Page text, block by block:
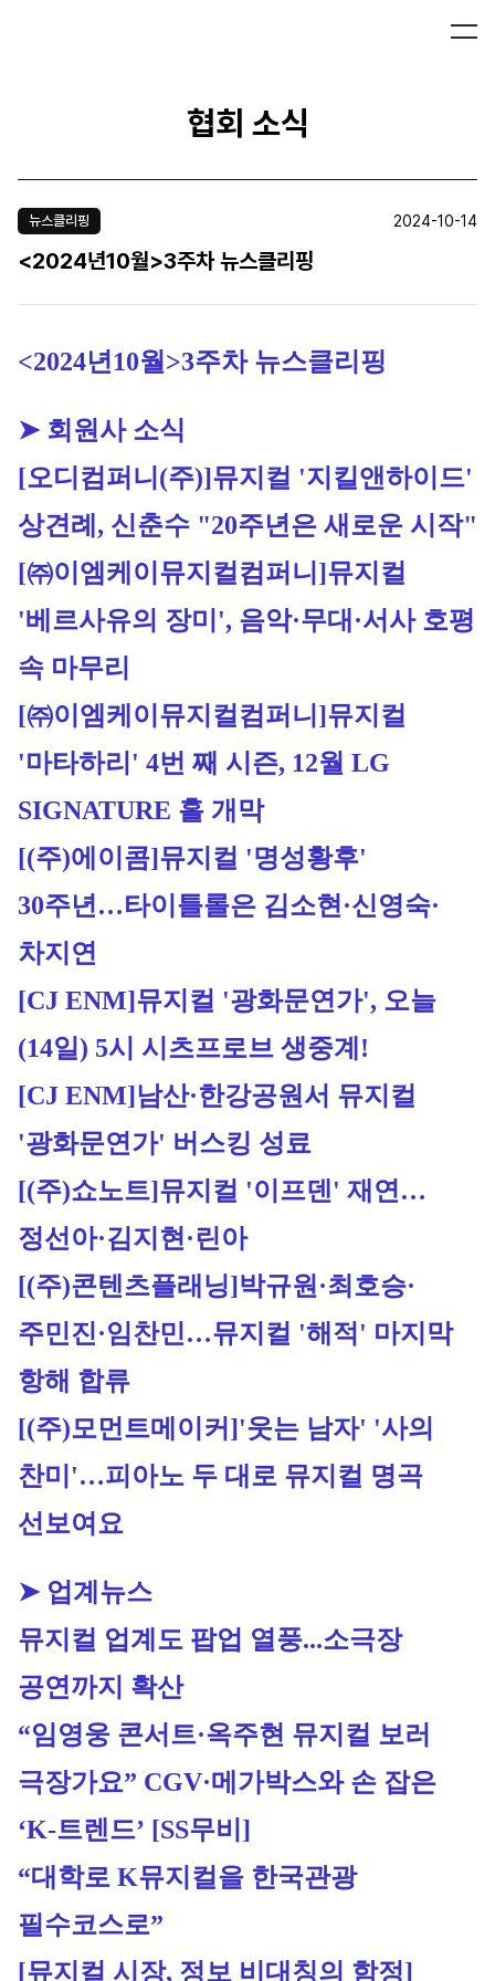
협회 소식
뉴스클리핑 2024-10-14
<2024년10월>3주차 뉴스클리핑
<2024년10월>3주차 뉴스클리핑
➤ 회원사 소식
[오디컴퍼니(주)]뮤지컬 '지킬앤하이드'
상견례, 신춘수 "20주년은 새로운 시작"
[㈜이엠케이뮤지컬컴퍼니]뮤지컬
'베르사유의 장미', 음악·무대·서사 호평
속 마무리
[㈜이엠케이뮤지컬컴퍼니]뮤지컬
'마타하리' 4번 째 시즌, 12월 LG
SIGNATURE 홀 개막
[(주)에이콤]뮤지컬 '명성황후'
30주년…타이틀롤은 김소현·신영숙·
차지연
[CJ ENM]뮤지컬 '광화문연가', 오늘
(14일) 5시 시츠프로브 생중계!
[CJ ENM]남산·한강공원서 뮤지컬
'광화문연가' 버스킹 성료
[(주)쇼노트]뮤지컬 '이프덴' 재연…
정선아·김지현·린아
[(주)콘텐츠플래닝]박규원·최호승·
주민진·임찬민…뮤지컬 '해적' 마지막
항해 합류
[(주)모먼트메이커]'웃는 남자' '사의
찬미'…피아노 두 대로 뮤지컬 명곡
선보여요
➤ 업계뉴스
뮤지컬 업계도 팝업 열풍...소극장
공연까지 확산
“임영웅 콘서트·옥주현 뮤지컬 보러
극장가요” CGV·메가박스와 손 잡은
‘K-트렌드’ [SS무비]
“대학로 K뮤지컬을 한국관광
필수코스로”
[뮤지컬 시장, 정보 비대칭의 함정]